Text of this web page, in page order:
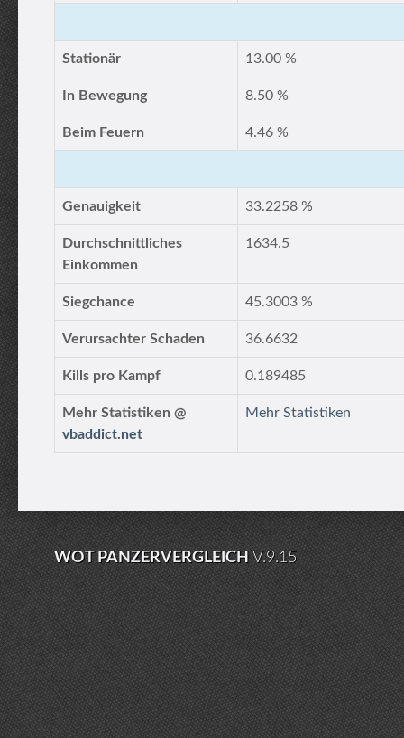
Stationär 13.00 %
In Bewegung 8.50 %
Beim Feuern 4.46 %
Genauigkeit 33.2258 %
Durchschnittliches
Einkommen
1634.5
Siegchance 45.3003 %
Verursachter Schaden 36.6632
Kills pro Kampf 0.189485
Mehr Statistiken @
vbaddict.net
Mehr Statistiken
WOT PANZERVERGLEICHV.9.15